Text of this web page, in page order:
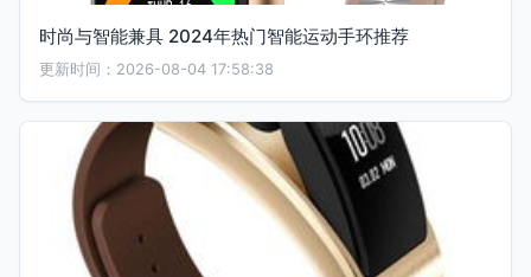
时尚与智能兼具 2024年热门智能运动手环推荐
更新时间：2026-08-04 17:58:38